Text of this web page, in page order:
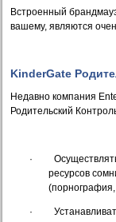
Встроенный
вашему, являются
KinderGate
Недавно компания
Родительский
·
ресурсов
·